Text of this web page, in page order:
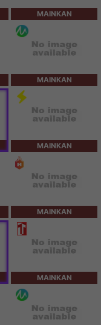
MAINKAN
MAINKAN
MAINKAN
MAINKAN
MAINKAN